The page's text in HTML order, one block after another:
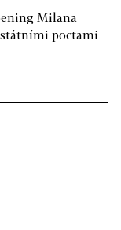
Milana
státními poctami